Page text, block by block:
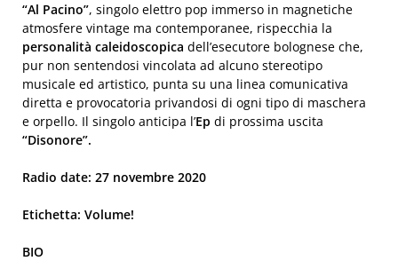
“Al Pacino”, singolo elettro pop immerso in magnetiche
atmosfere vintage ma contemporanee, rispecchia la
personalità caleidoscopica dell’esecutore bolognese che,
pur non sentendosi vincolata ad alcuno stereotipo
musicale ed artistico, punta su una linea comunicativa
diretta e provocatoria privandosi di ogni tipo di maschera
e orpello. Il singolo anticipa l’Ep di prossima uscita
“Disonore”.
Radio date: 27 novembre 2020
Etichetta: Volume!
BIO